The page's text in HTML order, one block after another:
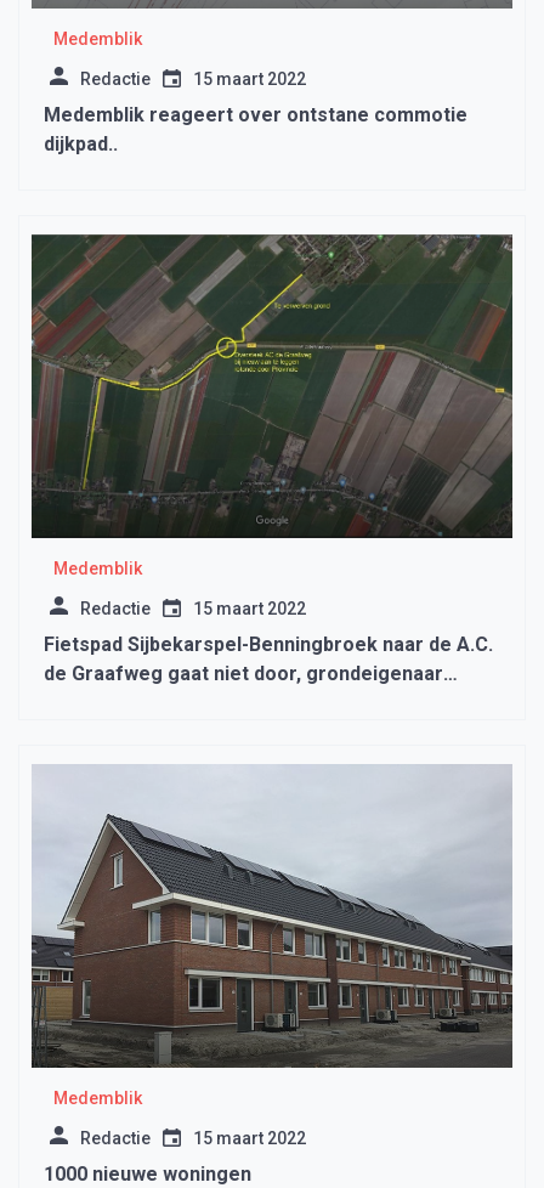
Medemblik
Redactie 15 maart 2022
Medemblik reageert over ontstane commotie
dijkpad..
Medemblik
Redactie 15 maart 2022
Fietspad Sijbekarspel-Benningbroek naar de A.C.
de Graafweg gaat niet door, grondeigenaar
Medemblik
Redactie 15 maart 2022
1000 nieuwe woningen